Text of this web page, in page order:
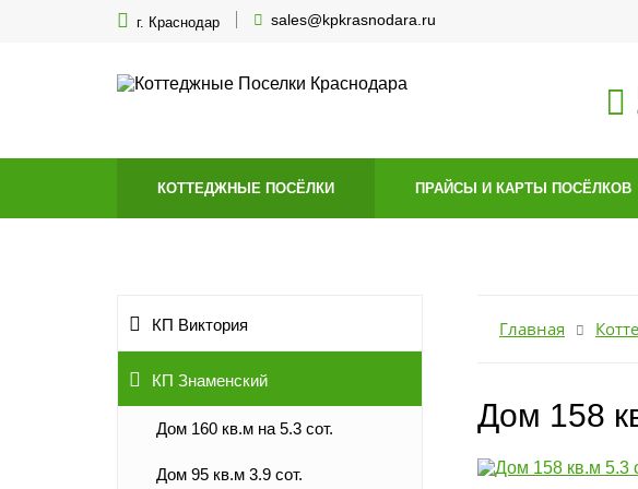
г. Краснодар sales@kpkrasnodara.ru
КОТТЕДЖНЫЕ ПОСЁЛКИ ПРАЙСЫ И КАРТЫ ПОСЁЛКОВ
КП Виктория
КП Знаменский
Дом 160 кв.м на 5.3 сот.
Дом 95 кв.м 3.9 сот.
Главная
Дом 158